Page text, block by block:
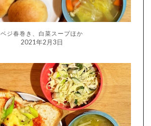
ベジ春巻き、白菜スープほか
2021年2月3日